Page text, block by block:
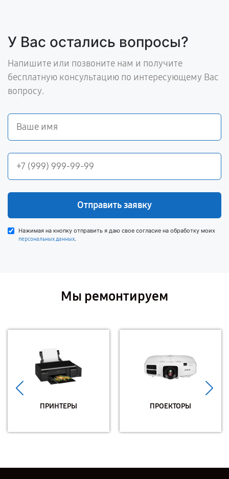
У Вас остались вопросы?
Напишите или позвоните нам и получите
бесплатную консультацию по интересующему Вас
вопросу.
Отправить заявку
Нажимая на кнопку отправить я даю свое согласие на обработку моих
персональных данных.
Мы ремонтируем
ПРИНТЕРЫ ПРОЕКТОРЫ